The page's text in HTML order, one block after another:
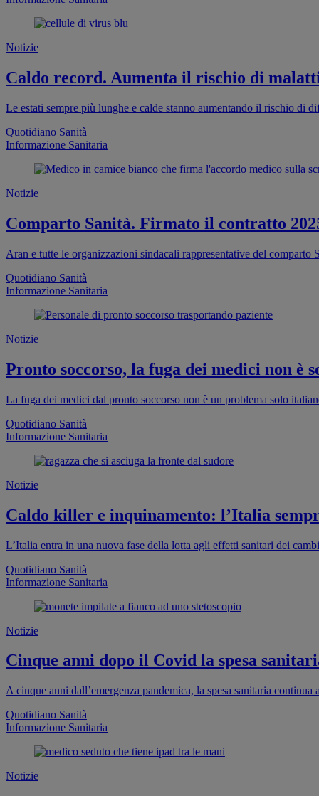
Notizie
Caldo record. Aumenta il rischio di
Le estati sempre più lunghe e calde stanno aumentando il rischio
Quotidiano Sanità
Informazione Sanitaria
Notizie
Comparto Sanità. Firmato il contratto
Aran e tutte le organizzazioni sindacali rappresentative del
Quotidiano Sanità
Informazione Sanitaria
Notizie
Pronto soccorso, la fuga dei medici non è
La fuga dei medici dal pronto soccorso non è un problema solo
Quotidiano Sanità
Informazione Sanitaria
Notizie
Caldo killer e inquinamento: l’Italia
L’Italia entra in una nuova fase della lotta agli effetti sanitari dei
Quotidiano Sanità
Informazione Sanitaria
Notizie
Cinque anni dopo il Covid la spesa
A cinque anni dall’emergenza pandemica, la spesa sanitaria
Quotidiano Sanità
Informazione Sanitaria
Notizie